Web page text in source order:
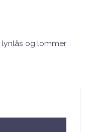
lynlås og lommer